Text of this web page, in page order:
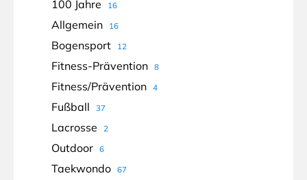
100 Jahre 16
Allgemein 16
Bogensport 12
Fitness-Prävention 8
Fitness/Prävention 4
Fußball 37
Lacrosse 2
Outdoor 6
Taekwondo 67